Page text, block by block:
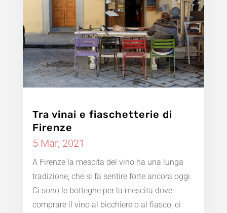
Tra vinai e fiaschetterie di
Firenze
5 Mar, 2021
A Firenze la mescita del vino ha una lunga
tradizione, che si fa sentire forte ancora oggi.
Ci sono le botteghe per la mescita dove
comprare il vino al bicchiere o al fiasco, ci